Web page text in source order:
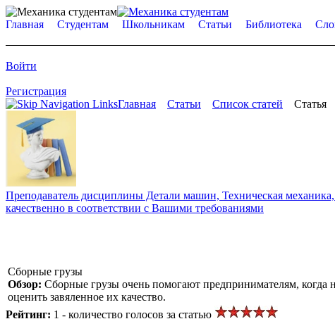
Главная Студентам Школьникам Статьи Библиотека
Войти
Регистрация
Главная
Статьи Список статей Статья
Преподаватель дисциплины Детали машин, Техническая
качественно в соответствии с Вашими требованиями
Сборные грузы
Обзор: Сборные грузы очень помогают предпринимателям, когда
оценить завяленное их качество.
Рейтинг: 1 - количество голосов за статью